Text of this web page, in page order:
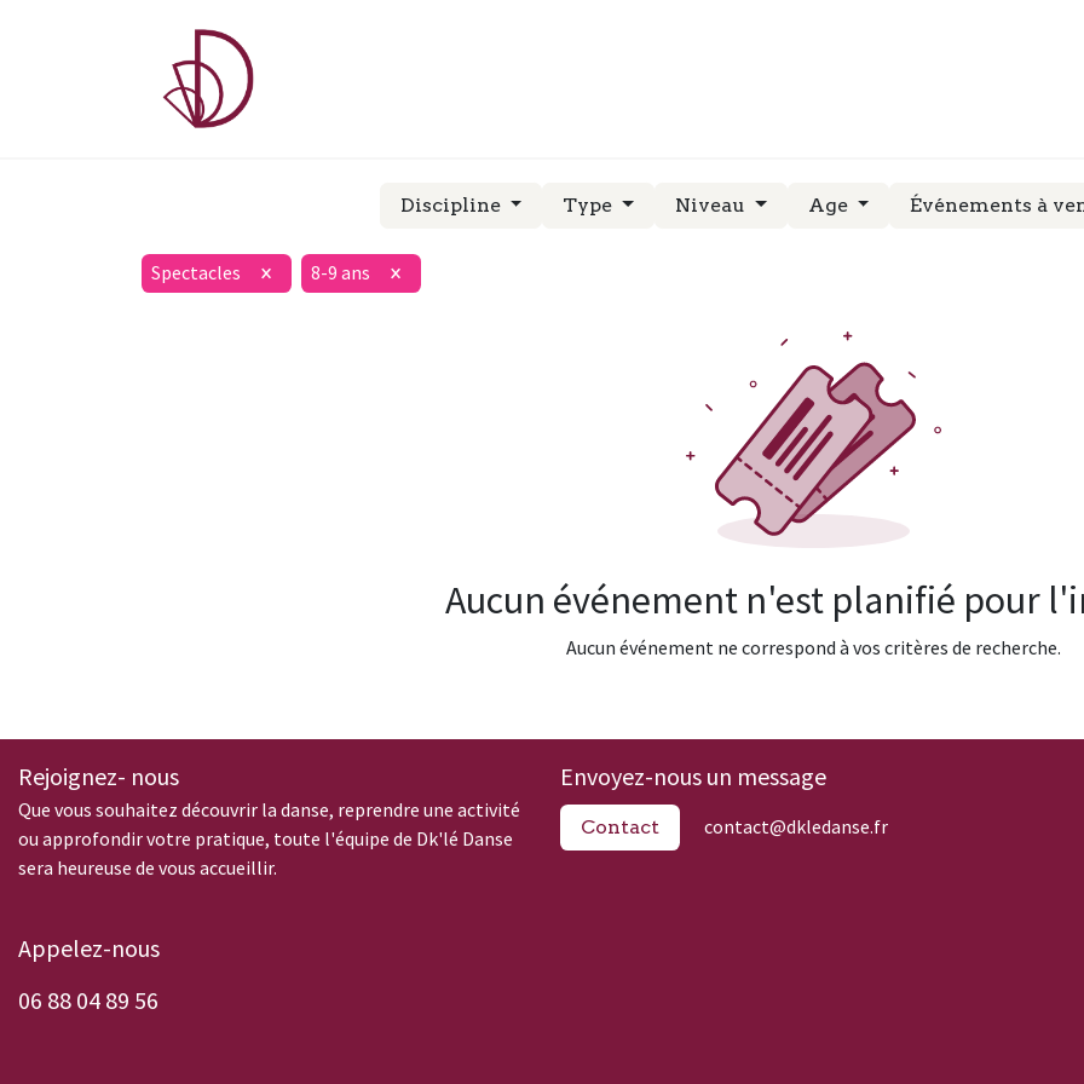
Discipline Type Niveau Age Événements à
Spectacles × 8-9 ans ×
Aucun événement n'est planifié pour
Aucun événement ne correspond à vos critères de recherche.
Rejoignez- nous
Que vous souhaitez découvrir la danse, reprendre une activité
ou approfondir votre pratique, toute l'équipe de Dk'lé Danse
sera heureuse de vous accueillir.
Appelez-nous
06 88 04 89 56
Envoyez-nous un message
Contact contact@dkledanse.fr